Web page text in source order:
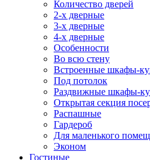
Количество дверей
2-х дверные
3-х дверные
4-х дверные
Особенности
Во всю стену
Встроенные шкафы-
Под потолок
Раздвижные шкафы-
Открытая секция
Распашные
Гардероб
Для маленького
Эконом
Гостиные